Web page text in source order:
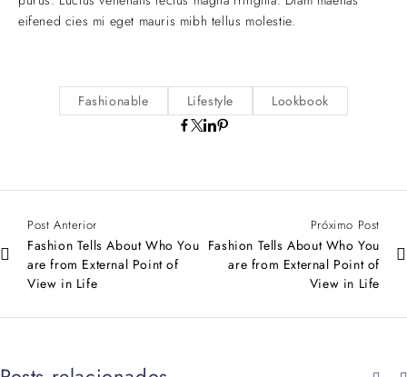
eifened cies mi eget mauris mibh tellus molestie.
Fashionable Lifestyle Lookbook
Post Anterior
Fashion Tells About Who You
are from External Point of
View in Life
Próximo Post
Fashion Tells About Who You
are from External Point of
View in Life